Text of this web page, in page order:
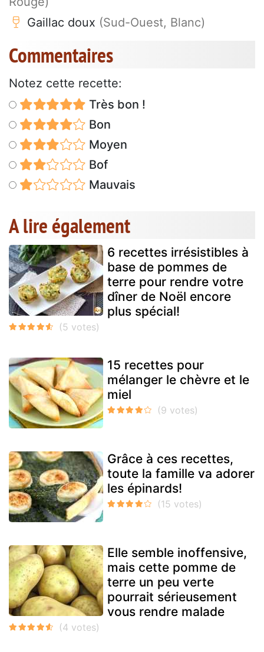
Gaillac doux (Sud-Ouest, Blanc)
Commentaires
Notez cette recette:
Très bon !
Bon
Moyen
Bof
Mauvais
A lire également
6 recettes irrésistibles à
base de pommes de
terre pour rendre votre
dîner de Noël encore
plus spécial!
15 recettes pour
mélanger le chèvre et le
miel
Grâce à ces recettes,
toute la famille va adorer
les épinards!
Elle semble inoffensive,
mais cette pomme de
terre un peu verte
pourrait sérieusement
vous rendre malade